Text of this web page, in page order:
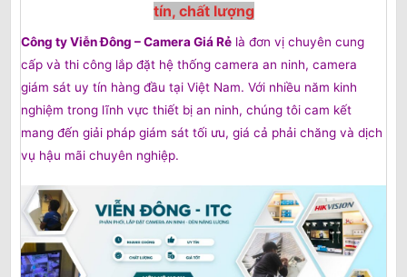
tín, chất lượng
Công ty Viễn Đông –Camera Giá Rẻ là đơn vị chuyên cung
cấp và thi công lắp đặt hệ thống camera an ninh, camera
giám sát uy tín hàng đầu tại Việt Nam. Với nhiều năm kinh
nghiệm trong lĩnh vực thiết bị an ninh, chúng tôi cam kết
mang đến giải pháp giám sát tối ưu, giá cả phải chăng và dịch
vụ hậu mãi chuyên nghiệp.